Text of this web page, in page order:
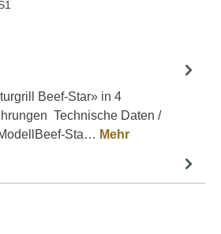
Beef-Star» in 4
Technische Daten /
Sta… Mehr